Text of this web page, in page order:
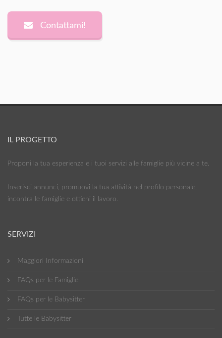
Contattami!
IL PROGETTO
Proponi la tua esperienza e i tuoi servizi alle famiglie più vicine a te.
Inserisci annunci, promuovi la tua attività nel profilo personale,
incontra le famiglie e ottieni il lavoro.
SERVIZI
Maggiori Informazioni
FAQs per le Famiglie
FAQs per le Babysitter
Tutte le Babysitter